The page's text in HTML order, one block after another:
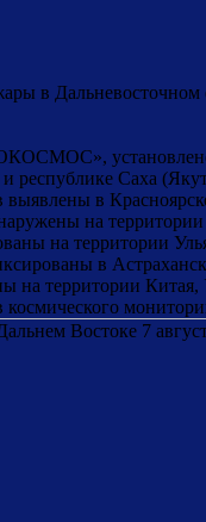
в Дальневосточном
Саха
в
на
на территории
в
на территории
космического